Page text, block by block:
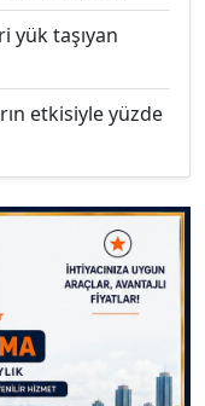
yük taşıyan
etkisiyle yüzde